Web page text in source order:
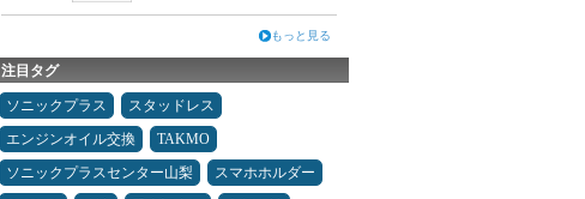
もっと見る
注目タグ
ソニックプラス
スタッドレス
エンジンオイル交換
TAKMO
ソニックプラスセンター山梨
スマホホルダー